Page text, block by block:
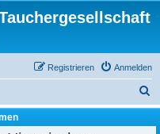
Anmelden
Registrieren
u
c